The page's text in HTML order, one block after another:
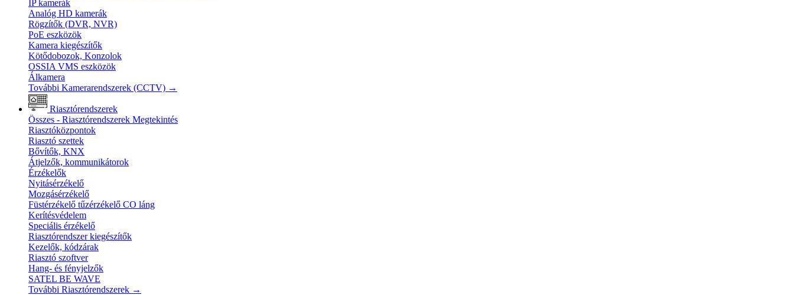
IP kamerák
Analóg HD kamerák
Rögzítők (DVR, NVR)
PoE eszközök
Kamera kiegészítők
Kötődobozok, Konzolok
OSSIA VMS eszközök
Álkamera
További Kamerarendszerek (CCTV) →
Riasztórendszerek
Összes - Riasztórendszerek Megtekintés
Riasztóközpontok
Riasztó szettek
Bővítők, KNX
Átjelzők, kommunikátorok
Érzékelők
Nyitásérzékelő
Mozgásérzékelő
Füstérzékelő tűzérzékelő CO láng
Kerítésvédelem
Speciális érzékelő
Riasztórendszer kiegészítők
Kezelők, kódzárak
Riasztó szoftver
Hang- és fényjelzők
SATEL BE WAVE
További Riasztórendszerek →